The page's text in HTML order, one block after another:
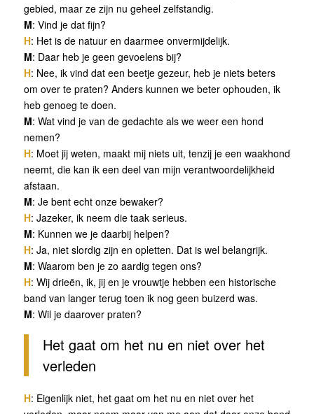
gebied, maar ze zijn nu geheel zelfstandig.
M: Vind je dat fijn?
H: Het is de natuur en daarmee onvermijdelijk.
M: Daar heb je geen gevoelens bij?
H: Nee, ik vind dat een beetje gezeur, heb je niets beters
om over te praten? Anders kunnen we beter ophouden, ik
heb genoeg te doen.
M: Wat vind je van de gedachte als we weer een hond
nemen?
H: Moet jij weten, maakt mij niets uit, tenzij je een waakhond
neemt, die kan ik een deel van mijn verantwoordelijkheid
afstaan.
M: Je bent echt onze bewaker?
H: Jazeker, ik neem die taak serieus.
M: Kunnen we je daarbij helpen?
H: Ja, niet slordig zijn en opletten. Dat is wel belangrijk.
M: Waarom ben je zo aardig tegen ons?
H: Wij drieën, ik, jij en je vrouwtje hebben een historische
band van langer terug toen ik nog geen buizerd was.
M: Wil je daarover praten?
Het gaat om het nu en niet over het
verleden
H: Eigenlijk niet, het gaat om het nu en niet over het